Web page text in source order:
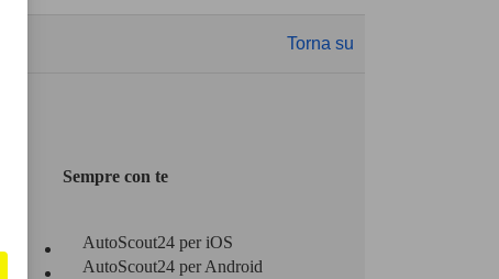
Torna su
Sempre con te
AutoScout24 per iOS
AutoScout24 per Android